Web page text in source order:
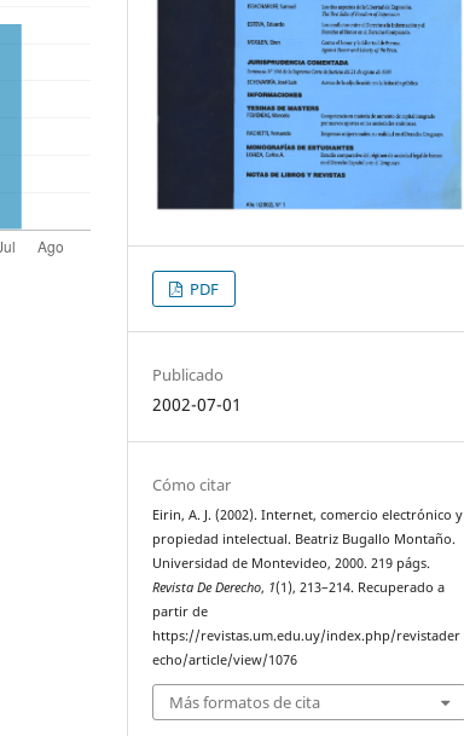
PDF
Publicado
2002-07-01
Cómo citar
Eirin, A. J. (2002). Internet, comercio electrónico y
propiedad intelectual. Beatriz Bugallo Montaño.
Universidad de Montevideo, 2000. 219 págs.
Revista De Derecho, 1(1), 213–214. Recuperado a
partir de
https://revistas.um.edu.uy/index.php/revistader
echo/article/view/1076
Más formatos de cita